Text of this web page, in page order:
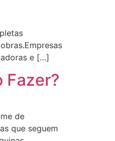
e […]
Fazer?
de
que seguem